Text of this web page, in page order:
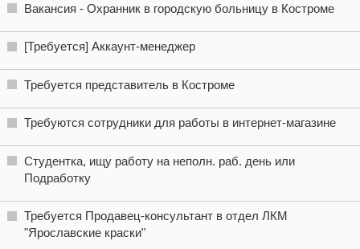
Вакансия - Охранник в городскую больницу в Костроме
[Требуется] Аккаунт-менеджер
Требуется представитель в Костроме
Требуются сотрудники для работы в интернет-магазине
Студентка, ищу работу на неполн. раб. день или
Подработку
Требуется Продавец-консультант в отдел ЛКМ
"Ярославские краски"